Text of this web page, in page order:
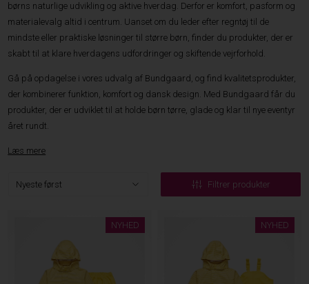
børns naturlige udvikling og aktive hverdag. Derfor er komfort, pasform og
materialevalg altid i centrum. Uanset om du leder efter regntøj til de
mindste eller praktiske løsninger til større børn, finder du produkter, der er
skabt til at klare hverdagens udfordringer og skiftende vejrforhold.
Gå på opdagelse i vores udvalg af Bundgaard, og find kvalitetsprodukter,
der kombinerer funktion, komfort og dansk design. Med Bundgaard får du
produkter, der er udviklet til at holde børn tørre, glade og klar til nye eventyr
året rundt.
Læs mere
Filtrer produkter
NYHED NYHED